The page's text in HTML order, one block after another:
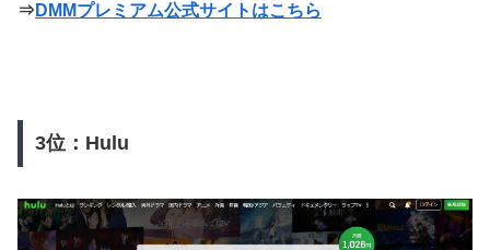
⇒ DMMプレミアム公式サイトはこちら
3位：Hulu